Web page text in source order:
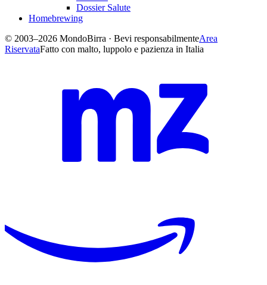
Dossier Salute
Homebrewing
© 2003–2026 MondoBirra · Bevi responsabilmenteArea
RiservataFatto con malto, luppolo e pazienza in Italia